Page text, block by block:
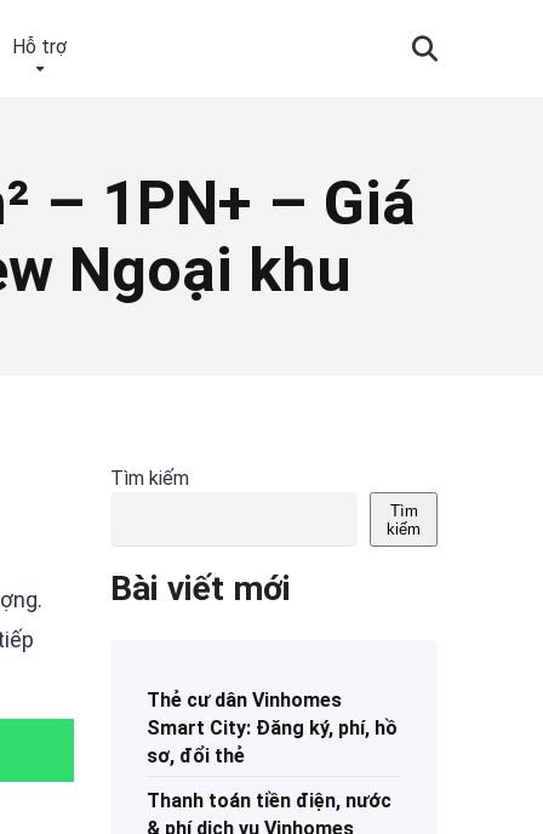
Hỗ trợ
– 1PN+ – Giá
Ngoại khu
Tìm kiếm
Tìm
kiếm
Bài viết mới
Thẻ cư dân Vinhomes
Smart City: Đăng ký, phí, hồ
sơ, đổi thẻ
Thanh toán tiền điện, nước
& phí dịch vụ Vinhomes